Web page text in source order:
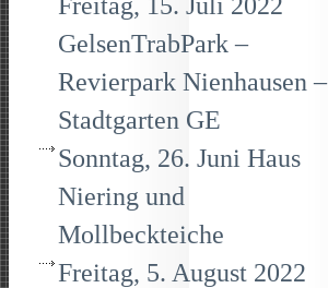
GelsenTrabPark –
Revierpark Nienhausen –
Stadtgarten GE
Sonntag, 26. Juni Haus
Niering und
Mollbeckteiche
Freitag, 5. August 2022